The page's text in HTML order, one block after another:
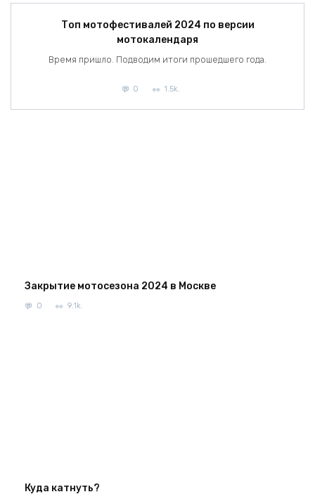
Топ мотофестивалей 2024 по версии
мотокалендаря
Время пришло. Подводим итоги прошедшего года.
0 1.5k.
Закрытие мотосезона 2024 в Москве
0 9.1k.
Куда катнуть?